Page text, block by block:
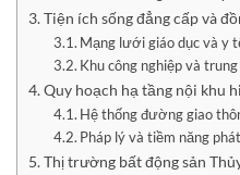
Tiện ích sống đẳng cấp và
Mạng lưới giáo dục và y
Khu công nghiệp và
Quy hoạch hạ tầng nội khu
Hệ thống đường giao
Pháp lý và tiềm năng
Thị trường bất động sản